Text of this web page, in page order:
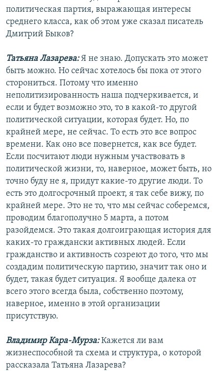
политическая партия, выражающая интересы
среднего класса, как об этом уже сказал писатель
Дмитрий Быков?
Татьяна Лазарева:Я не знаю. Допускать это может
быть можно. Но сейчас хотелось бы пока от этого
сторониться. Потому что именно
неполитизированность наша подчеркивается, и
если и будет возможно это, то в какой-то другой
политической ситуации, которая будет. Но, по
крайней мере, не сейчас. То есть это все вопрос
времени. Как оно все повернется, как все будет.
Если посчитают люди нужным участвовать в
политической жизни, то, наверное, может быть, но
точно буду не я, придут какие-то другие люди. То
есть это долгосрочный проект, я так себе вижу, по
крайней мере. Это не то, что мы сейчас соберемся,
проводим благополучно 5 марта, а потом
разойдемся. Это такая долгоиграющая история для
каких-то граждански активных людей. Если
гражданство и активность созреют до того, что мы
создадим политическую партию, значит так оно и
будет, такая будет ситуация. Я вообще далека от
всего этого всегда была, собственно поэтому,
наверное, именно в этой организации
присутствую.
Владимир Кара-Мурза:Кажется ли вам
жизнеспособной та схема и структура, о которой
рассказала Татьяна Лазарева?